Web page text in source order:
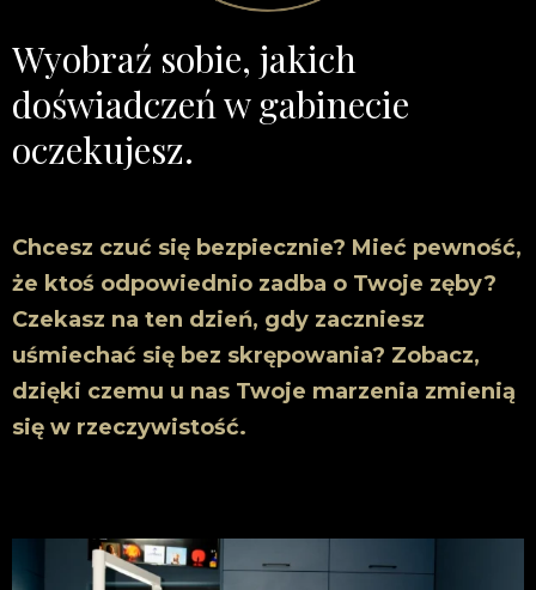
Wyobraź sobie, jakich
doświadczeń w gabinecie
oczekujesz.
Chcesz czuć się bezpiecznie? Mieć pewność,
że ktoś odpowiednio zadba o Twoje zęby?
Czekasz na ten dzień, gdy zaczniesz
uśmiechać się bez skrępowania? Zobacz,
dzięki czemu u nas Twoje marzenia zmienią
się w rzeczywistość.